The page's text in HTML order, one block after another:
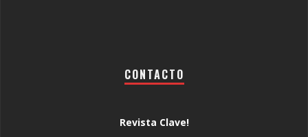
CONTACTO
Revista Clave!